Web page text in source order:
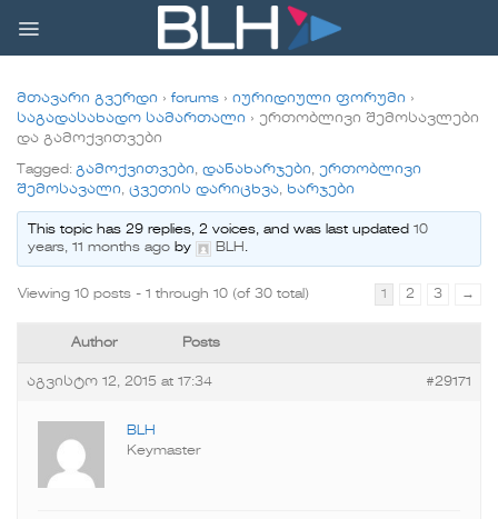
content
მთავარი გვერდი › forums › იურიდიული ფორუმი ›
საგადასახადო სამართალი › ერთობლივი შემოსავლები
და გამოქვითვები
Tagged: გამოქვითვები, დანახარჯები, ერთობლივი
შემოსავალი, ცვეთის დარიცხვა, ხარჯები
This topic has 29 replies, 2 voices, and was last updated10
years, 11 months ago by BLH .
Viewing 10 posts - 1 through 10 (of 30 total) 1 2 3 →
Author Posts
აგვისტო 12, 2015 at 17:34 #29171
BLH
Keymaster